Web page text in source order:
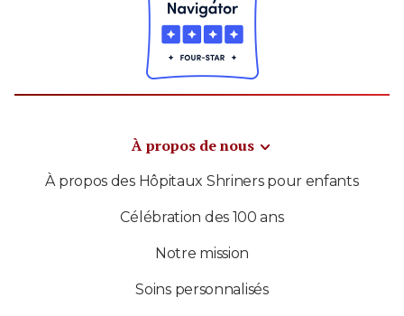
À propos de nous
À propos des Hôpitaux Shriners pour enfants
Célébration des 100 ans
Notre mission
Soins personnalisés